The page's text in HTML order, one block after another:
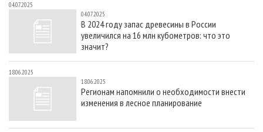
04.07.2025
04.07.2025
В 2024 году запас древесины в России
увеличился на 16 млн кубометров: что это
значит?
18.06.2025
18.06.2025
Регионам напомнили о необходимости внести
изменения в лесное планирование